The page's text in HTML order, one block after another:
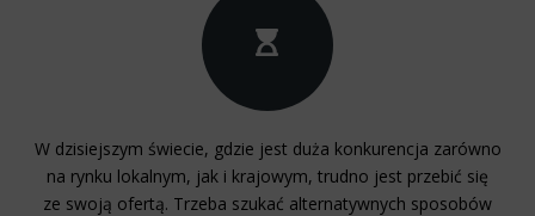
W dzisiejszym świecie, gdzie jest duża konkurencja zarówno
na rynku lokalnym, jak i krajowym, trudno jest przebić się
ze swoją ofertą. Trzeba szukać alternatywnych sposobów